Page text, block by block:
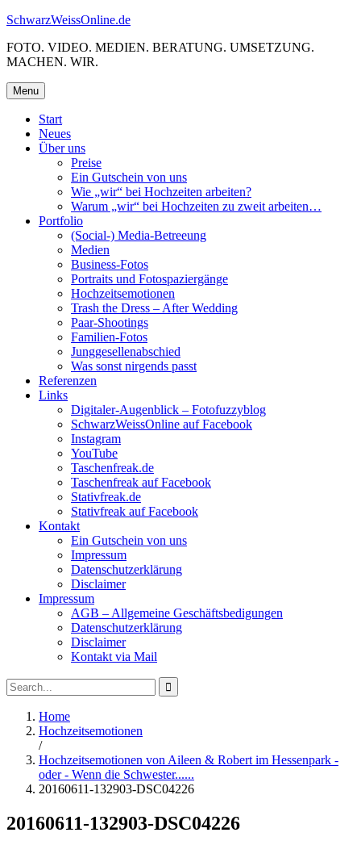
Skip
content
SchwarzWeissOnline.de
FOTO. VIDEO. MEDIEN. BERATUNG. UMSETZUNG.
MACHEN. WIR.
Menu
Start
Neues
Über uns
Preise
Ein Gutschein von uns
Wie „wir“ bei Hochzeiten arbeiten?
Warum „wir“ bei Hochzeiten zu zweit arbeiten…
Portfolio
(Social-) Media-Betreeung
Medien
Business-Fotos
Portraits und Fotospaziergänge
Hochzeitsemotionen
Trash the Dress – After Wedding
Paar-Shootings
Familien-Fotos
Junggesellenabschied
Was sonst nirgends passt
Referenzen
Links
Digitaler-Augenblick – Fotofuzzyblog
SchwarzWeissOnline auf Facebook
Instagram
YouTube
Taschenfreak.de
Taschenfreak auf Facebook
Stativfreak.de
Stativfreak auf Facebook
Kontakt
Ein Gutschein von uns
Impressum
Datenschutzerklärung
Disclaimer
Impressum
AGB – Allgemeine Geschäftsbedigungen
Datenschutzerklärung
Disclaimer
Kontakt via Mail
Search
Search
for:
Home
Hochzeitsemotionen
/
Hochzeitsemotionen von Aileen & Robert im Hessenpark -
oder - Wenn die Schwester......
20160611-132903-DSC04226
20160611-132903-DSC04226